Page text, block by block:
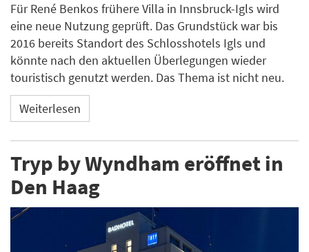
Für René Benkos frühere Villa in Innsbruck-Igls wird
eine neue Nutzung geprüft. Das Grundstück war bis
2016 bereits Standort des Schlosshotels Igls und
könnte nach den aktuellen Überlegungen wieder
touristisch genutzt werden. Das Thema ist nicht neu.
Weiterlesen
Tryp by Wyndham eröffnet in
Den Haag